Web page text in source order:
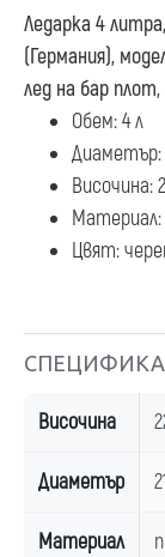
Ледарка 4
(Германия),
лед на бар
Обем: 4 л
Диаметър:
Височина:
Материал:
Цвят:
Височина
Диаметър
Материал